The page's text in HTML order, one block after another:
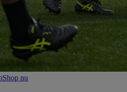
Shop nu